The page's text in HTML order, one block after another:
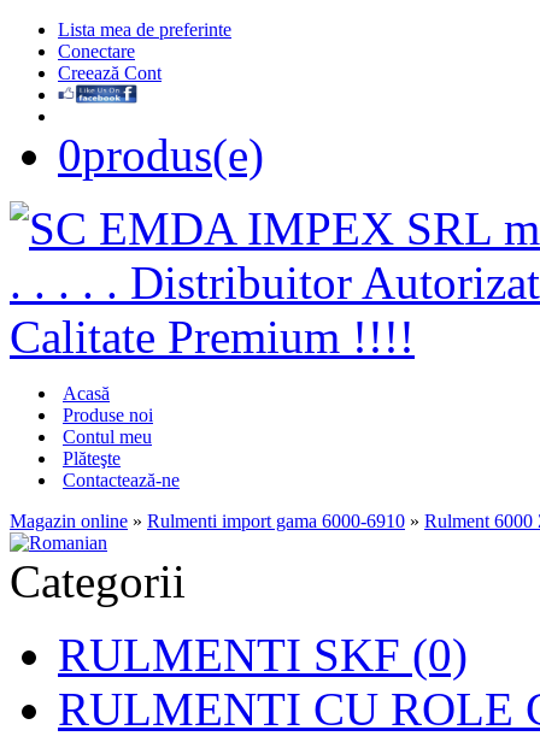
Lista mea de preferinte
Conectare
Creează Cont
0produs(e)
Acasă
Produse noi
Contul meu
Plăteşte
Contactează-ne
Magazin online » Rulmenti import gama 6000-6910 » Rulment 6000
Categorii
RULMENTI SKF (0)
RULMENTI CU ROLE